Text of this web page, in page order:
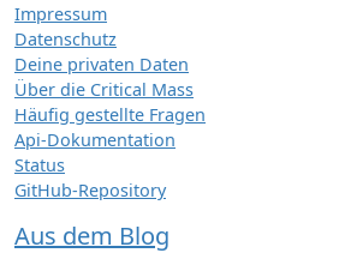
Impressum
Datenschutz
Deine privaten Daten
Über die Critical Mass
Häufig gestellte Fragen
Api-Dokumentation
Status
GitHub-Repository
Aus dem Blog